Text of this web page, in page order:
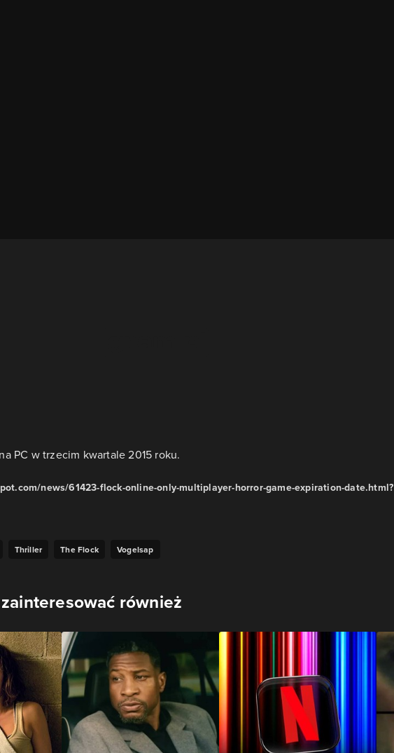
PC w trzecim kwartale 2015 roku.
news/61423-flock-online-only-multiplayer-horror-game-expiration-date.html?
Thriller The Flock Vogelsap
również